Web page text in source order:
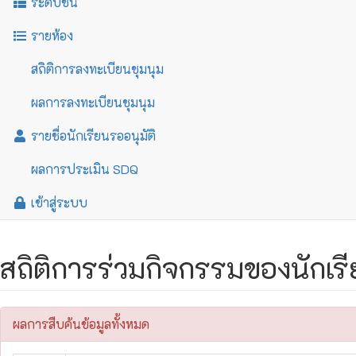
รายห้อง
สถิติการลงทะเบียนชุมนุม
ผลการลงทะเบียนชุมนุม
รายชื่อนักเรียนรออนุมัติ
ผลการประเมิน SDQ
เข้าสู่ระบบ
สถิติการร่วมกิจกรรมของนักเ
ผลการสืบค้นข้อมูลทั้งหมด